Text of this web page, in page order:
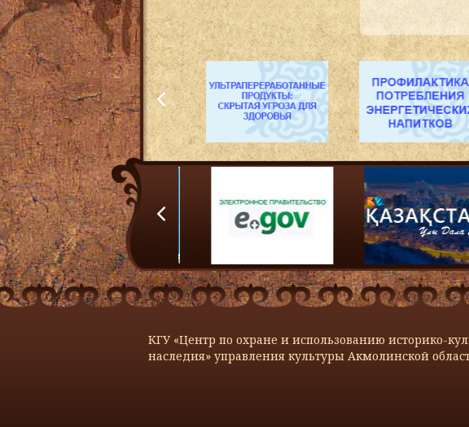
КГУ «Центр по охране и использованию историко-
наследия» управления культуры Акмолинской